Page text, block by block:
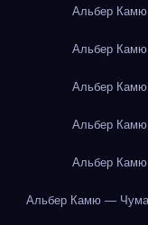
Альбер
Альбер
Альбер
Альбер
Альбер
Альбер Камю — Чума